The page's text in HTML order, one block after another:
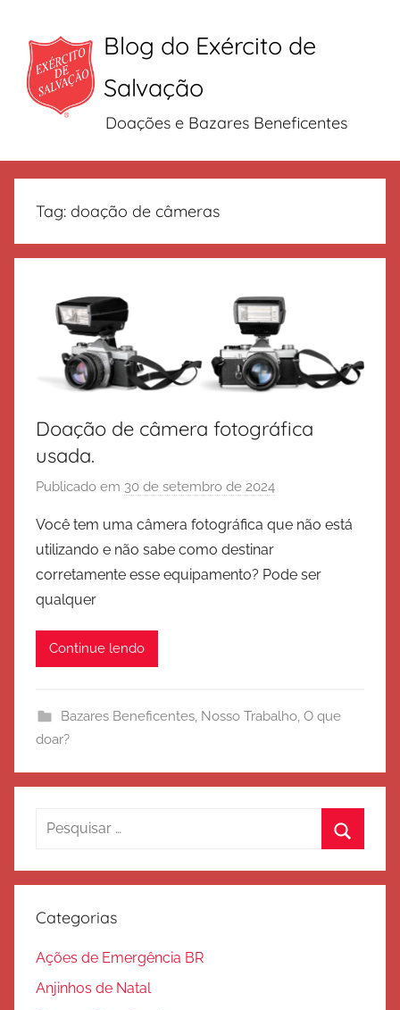
conteúdo
Blog do Exército de
Salvação
Doações e Bazares Beneficentes
Tag: doação de câmeras
Doação de câmera fotográfica
usada.
Publicado em 30 de setembro de 2024
r
x
o
S
a
Você tem uma câmera fotográfica que não está
utilizando e não sabe como destinar
corretamente esse equipamento? Pode ser
qualquer
Continue lendo
Bazares Beneficentes, Nosso Trabalho, O que
doar?
Pesquisar
Categorias
Ações de Emergência BR
Anjinhos de Natal